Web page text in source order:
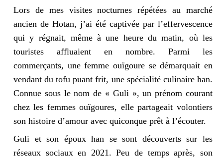
Lors de mes visites nocturnes répétées au marché
ancien de Hotan, j’ai été captivée par l’effervescence
qui y régnait, même à une heure du matin, où les
touristes affluaient en nombre. Parmi les
commerçants, une femme ouïgoure se démarquait en
vendant du tofu puant frit, une spécialité culinaire han.
Connue sous le nom de « Guli », un prénom courant
chez les femmes ouïgoures, elle partageait volontiers
son histoire d’amour avec quiconque prêt à l’écouter.
Guli et son époux han se sont découverts sur les
réseaux sociaux en 2021. Peu de temps après, son